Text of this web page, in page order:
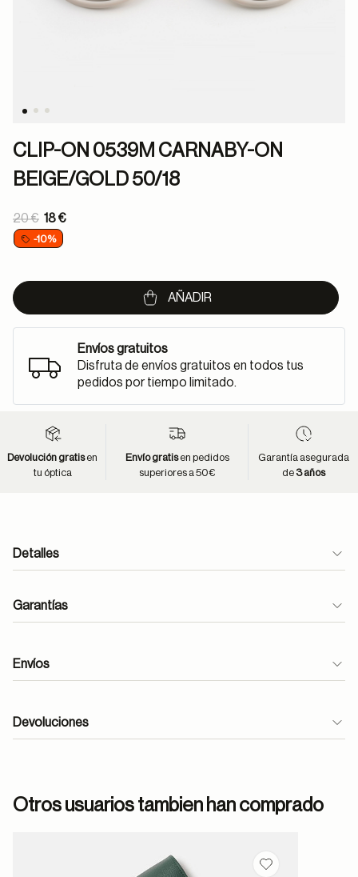
CLIP-ON 0539M CARNABY-ON
BEIGE/GOLD 50/18
Price reduced from
20 €
to
18 €
-10%
AÑADIR
Envíos gratuitos
Disfruta de envíos gratuitos en todos tus
pedidos por tiempo limitado.
Devolución gratisen
tu óptica
Envío gratisen pedidos
superiores a 50€
Garantía asegurada
de 3 años
Detalles
Garantías
Envíos
Devoluciones
de contacto
Otros usuarios tambien han comprado
Guardar en